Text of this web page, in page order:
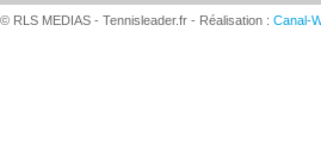
© RLS MEDIAS - Tennisleader.fr - Réalisation : Canal-